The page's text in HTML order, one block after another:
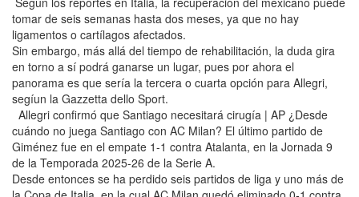
tomar de seis semanas hasta dos meses, ya que no hay
ligamentos o cartílagos afectados.
Sin embargo, más allá del tiempo de rehabilitación, la duda gira
en torno a sí podrá ganarse un lugar, pues por ahora el
panorama es que sería la tercera o cuarta opción para Allegri,
segíun la Gazzetta dello Sport.
Allegri confirmó que Santiago necesitará cirugía | AP ¿Desde
cuándo no juega Santiago con AC Milan? El último partido de
Giménez fue en el empate 1-1 contra Atalanta, en la Jornada 9
de la Temporada 2025-26 de la Serie A.
Desde entonces se ha perdido seis partidos de liga y uno más de